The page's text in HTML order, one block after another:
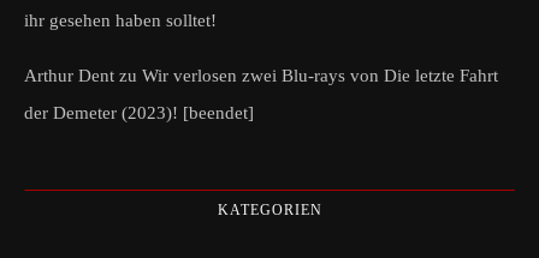
ihr gesehen haben solltet!
Arthur Dent zu Wir verlosen zwei Blu-rays von Die letzte Fahrt
der Demeter (2023)! [beendet]
KATEGORIEN